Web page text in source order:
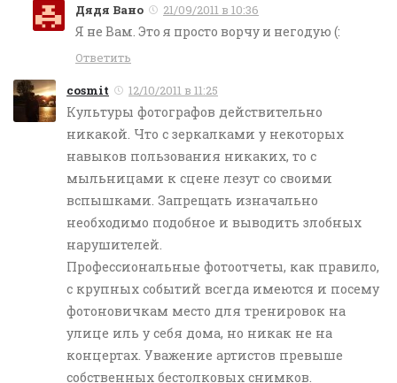
Дядя Вано 21/09/2011 в 10:36
Я не Вам. Это я просто ворчу и негодую (:
Ответить
cosmit 12/10/2011 в 11:25
Культуры фотографов действительно
никакой. Что с зеркалками у некоторых
навыков пользования никаких, то с
мыльницами к сцене лезут со своими
вспышками. Запрещать изначально
необходимо подобное и выводить злобных
нарушителей.
Профессиональные фотоотчеты, как правило,
с крупных событий всегда имеются и посему
фотоновичкам место для тренировок на
улице иль у себя дома, но никак не на
концертах. Уважение артистов превыше
собственных бестолковых снимков.